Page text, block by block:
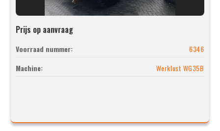
Prijs op aanvraag
Voorraad nummer:
6346
Machine:
Werklust WG35B